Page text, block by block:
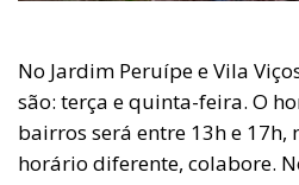
No Jardim Peruípe e Vila
são: terça e quinta-feira. O
bairros será entre 13h e 17h,
horário diferente, colabore.